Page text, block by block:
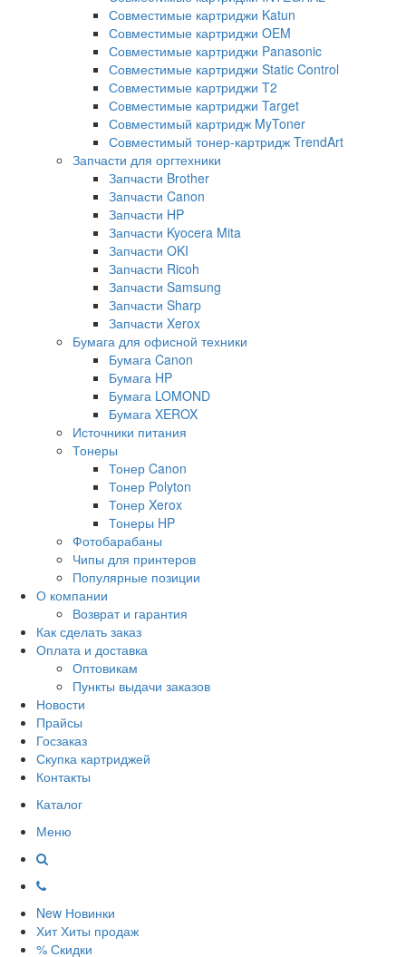
Совместимые картриджи Katun
Совместимые картриджи OEM
Совместимые картриджи Panasonic
Совместимые картриджи Static Control
Совместимые картриджи T2
Совместимые картриджи Target
Совместимый картридж MyToner
Совместимый тонер-картридж TrendArt
Запчасти для оргтехники
Запчасти Brother
Запчасти Canon
Запчасти HP
Запчасти Kyocera Mita
Запчасти OKI
Запчасти Ricoh
Запчасти Samsung
Запчасти Sharp
Запчасти Xerox
Бумага для офисной техники
Бумага Canon
Бумага HP
Бумага LOMOND
Бумага XEROX
Источники питания
Тонеры
Тонер Canon
Тонер Polyton
Тонер Xerox
Тонеры HP
Фотобарабаны
Чипы для принтеров
Популярные позиции
О компании
Возврат и гарантия
Как сделать заказ
Оплата и доставка
Оптовикам
Пункты выдачи заказов
Новости
Прайсы
Госзаказ
Скупка картриджей
Контакты
Каталог
Меню
New Новинки
Хит Хиты продаж
% Скидки